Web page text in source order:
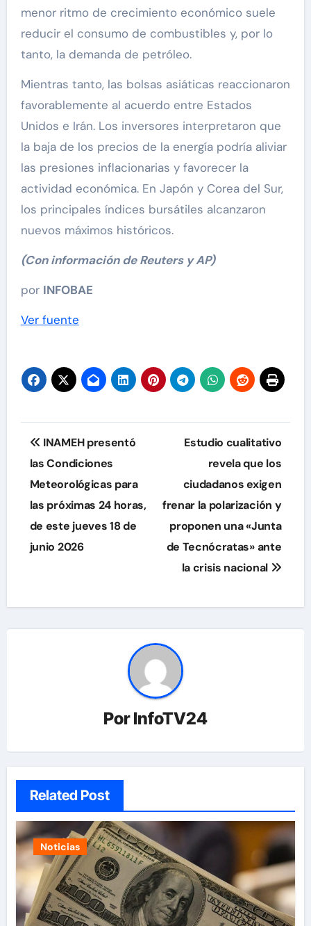
menor ritmo de crecimiento económico suele
reducir el consumo de combustibles y, por lo
tanto, la demanda de petróleo.
Mientras tanto, las bolsas asiáticas reaccionaron
favorablemente al acuerdo entre Estados
Unidos e Irán. Los inversores interpretaron que
la baja de los precios de la energía podría aliviar
las presiones inflacionarias y favorecer la
actividad económica. En Japón y Corea del Sur,
los principales índices bursátiles alcanzaron
nuevos máximos históricos.
(Con información de Reuters y AP)
por INFOBAE
Ver fuente
Navegación
de
entradas
INAMEH presentó
las Condiciones
Meteorológicas para
las próximas 24 horas,
de este jueves 18 de
junio 2026
Estudio cualitativo
revela que los
ciudadanos exigen
frenar la polarización y
proponen una «Junta
de Tecnócratas» ante
la crisis nacional
PorInfoTV24
Related Post
Noticias